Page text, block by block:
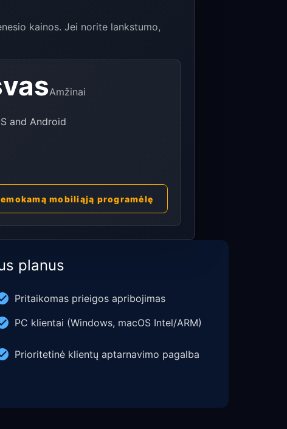
kainos. Jei norite lankstumo,
Amžinai
and Android
mobiliąją programėlę
planus
Pritaikomas prieigos apribojimas
PC klientai (Windows, macOS Intel/ARM)
Prioritetinė klientų aptarnavimo pagalba